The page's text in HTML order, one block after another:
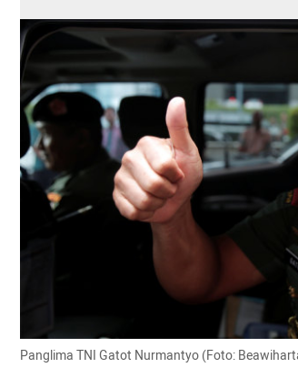
Panglima TNI Gatot Nurmantyo (Foto: